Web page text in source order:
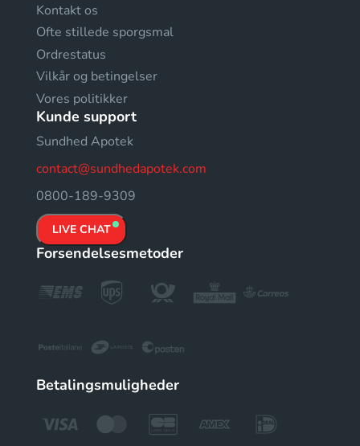
Kontakt os
Ofte stillede sporgsmal
Ordrestatus
Vilkår og betingelser
Vores politikker
Kunde support
Sundhed Apotek
contact@sundhedapotek.com
0800-189-9309
LIVE CHAT
Forsendelsesmetoder
Betalingsmuligheder